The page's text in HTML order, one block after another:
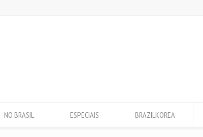
NO BRASIL ESPECIAIS BRAZILKOREA